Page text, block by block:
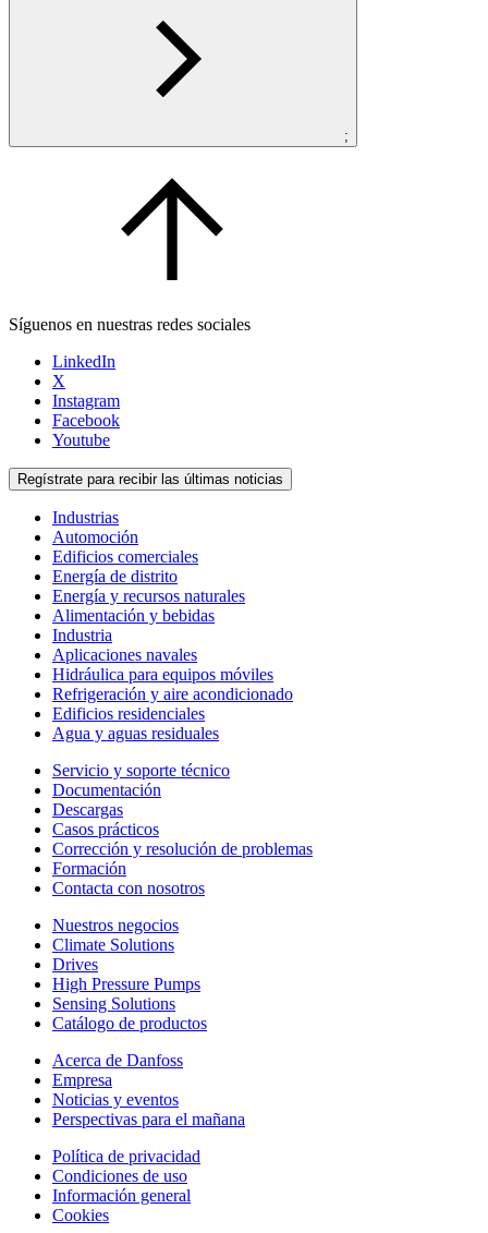
;
Síguenos en nuestras redes sociales
LinkedIn
X
Instagram
Facebook
Youtube
Regístrate para recibir las últimas noticias
Industrias
Automoción
Edificios comerciales
Energía de distrito
Energía y recursos naturales
Alimentación y bebidas
Industria
Aplicaciones navales
Hidráulica para equipos móviles
Refrigeración y aire acondicionado
Edificios residenciales
Agua y aguas residuales
Servicio y soporte técnico
Documentación
Descargas
Casos prácticos
Corrección y resolución de problemas
Formación
Contacta con nosotros
Nuestros negocios
Climate Solutions
Drives
High Pressure Pumps
Sensing Solutions
Catálogo de productos
Acerca de Danfoss
Empresa
Noticias y eventos
Perspectivas para el mañana
Política de privacidad
Condiciones de uso
Información general
Cookies